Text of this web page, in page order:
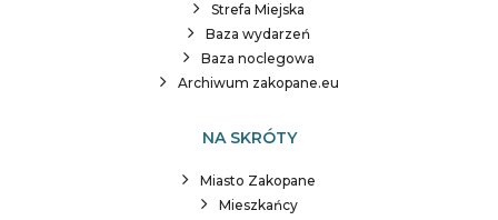
Strefa Miejska
Baza wydarzeń
Baza noclegowa
Archiwum zakopane.eu
NA SKRÓTY
Miasto Zakopane
Mieszkańcy